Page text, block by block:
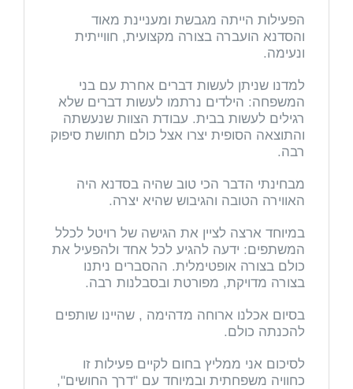
הפעילות הייתה מגבשת ומעניינת מאוד
והסדנא הועברה בצורה מקצועית, חווייתית
ונעימה.
למדנו שניתן לעשות דברים אחרת עם בני
המשפחה: הילדים נרתמו לעשות דברים שלא
רגילים לעשות בבית. עבודת הצוות שנעשתה
והתוצאה הסופית יצרו אצל כולם תחושת סיפוק
רבה.
מבחינתי הדבר הכי טוב שהיה בסדנא היה
האווירה הטובה והגיבוש שהיא יצרה.
במיוחד ארצה לציין את הגישה של רויטל לכלל
המשתפים: ידעה להגיע לכל אחד ולהפעיל את
כולם בצורה אופטימלית. ההסברים ניתנו
בצורה מדויקת, מפורטת ובסבלנות רבה.
בסיום אכלנו ארוחה מדהימה , שהיינו שותפים
להכנתה כולם.
לסיכום אני ממליץ בחום לקיים פעילות זו
כחוויה משפחתית ובמיוחד עם "דרך החושים",